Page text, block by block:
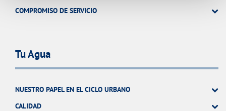
COMPROMISO DE SERVICIO
Tu Agua
NUESTRO PAPEL EN EL CICLO URBANO
CALIDAD